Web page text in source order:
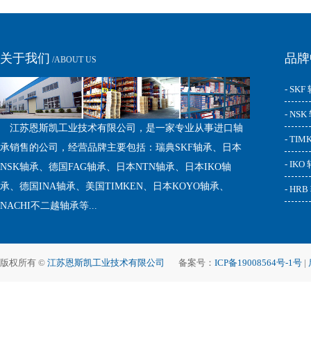
关于我们 /ABOUT US
江苏恩斯凯工业技术有限公司，是一家专业从事进口轴
承销售的公司，经营品牌主要包括：瑞典SKF轴承、日本
NSK轴承、德国FAG轴承、日本NTN轴承、日本IKO轴
承、德国INA轴承、美国TIMKEN、日本KOYO轴承、
NACHI不二越轴承等...
品
- SKF
- NSK
-
- IKO
- HRB
版权所有 © 江苏恩斯凯工业技术有限公司 备案号： ICP备19008564号-1号 |